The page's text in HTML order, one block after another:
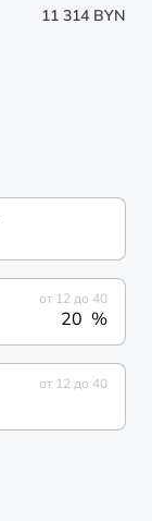
11 314 BYN
от 12 до 40
%
от 12 до 40